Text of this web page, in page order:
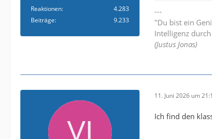
Reaktionen
4.283
Beiträge
9.233
---
"Du bist ein
Intelligenz
(Justus Jonas)
11. Juni 2026 um
Ich find den